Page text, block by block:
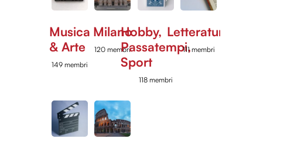
Musica
& Arte
149 membri
Milano
120 membri
Hobby,
Passatempi,
Sport
118 membri
Letteratura
111 membri